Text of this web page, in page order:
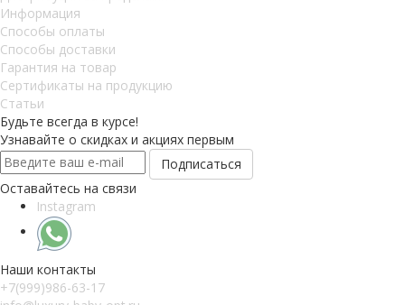
Информация
Способы оплаты
Способы доставки
Гарантия на товар
Сертификаты на продукцию
Статьи
Будьте всегда в курсе!
Узнавайте о скидках и акциях первым
Оставайтесь на связи
Instagram
Наши контакты
+7(999)986-63-17